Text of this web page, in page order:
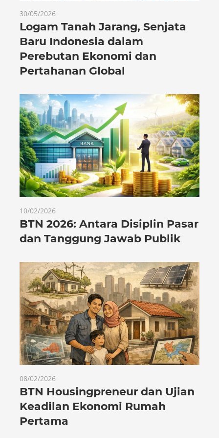
30/05/2026
Logam Tanah Jarang, Senjata
Baru Indonesia dalam
Perebutan Ekonomi dan
Pertahanan Global
10/02/2026
BTN 2026: Antara Disiplin Pasar
dan Tanggung Jawab Publik
08/02/2026
BTN Housingpreneur dan Ujian
Keadilan Ekonomi Rumah
Pertama